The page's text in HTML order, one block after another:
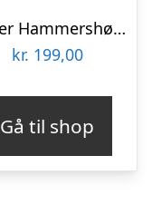
Kähler Hammershøi dyb juletallerken – 21 cm
kr. 199,00
Gå til shop